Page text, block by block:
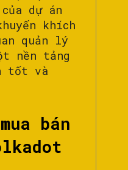
dự án
khích
quản lý
nền tảng
tốt và
bán